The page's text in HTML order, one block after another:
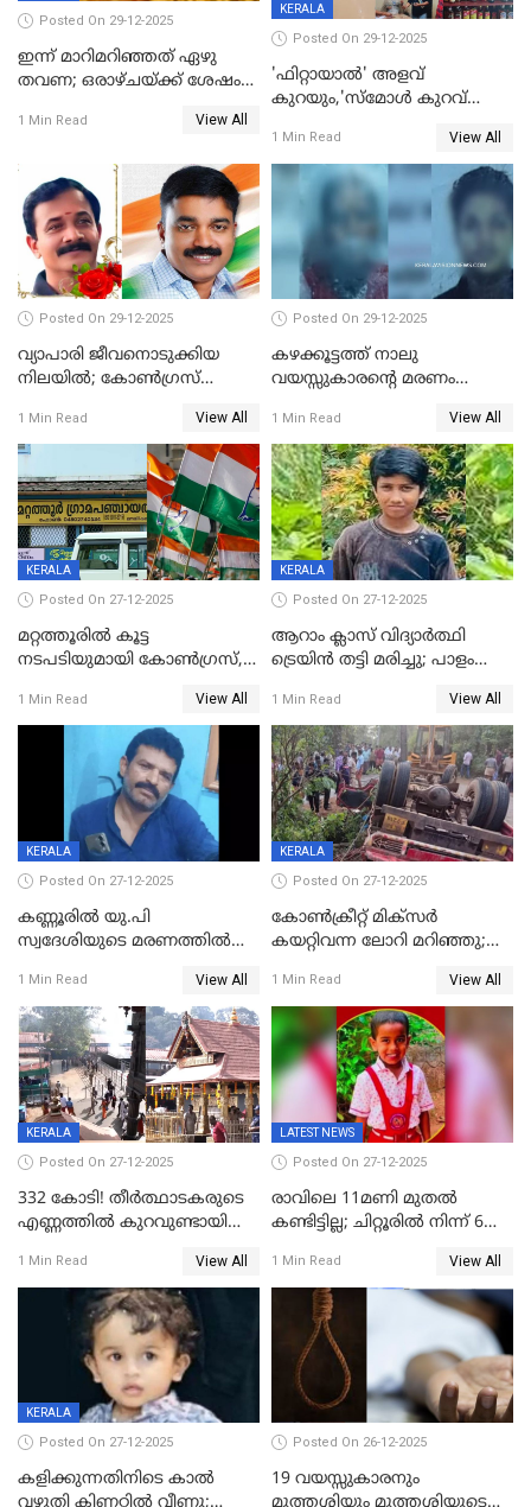
Posted On 29-12-2025
ഇന്ന് മാറിമറിഞ്ഞത് ഏഴു
തവണ; ഒരാഴ്ചയ്ക്ക് ശേഷം
1 Min Read View All
KERALA
Posted On 29-12-2025
'ഫിറ്റായാൽ' അളവ്
കുറയും,'സ്‌മോൾ കുറവ്
പിഴ
1 Min Read View All
Posted On 29-12-2025
വ്യാപാരി ജീവനൊടുക്കിയ
നിലയില്‍; കോണ്‍ഗ്രസ്
മാനസികപീഡനമെന്ന് കുറിപ്പ്
1 Min Read View All
Posted On 29-12-2025
കഴക്കൂട്ടത്ത് നാലു
വയസ്സുകാരന്റെ മരണം
സുഹൃത്തും പൊലീസ്
കസ്റ്റഡിയിൽ
1 Min Read View All
KERALA
Posted On 27-12-2025
മറ്റത്തൂരിൽ കൂട്ട
നടപടിയുമായി കോണ്‍ഗ്രസ്,
എട്ട് പേര്‍ ഉള്‍പ്പെടെ
പത്തുപേരെ പുറത്താക്കി,
ചൊവ്വന്നൂരിലും നടപടി
1 Min Read View All
KERALA
Posted On 27-12-2025
ആറാം ക്ലാസ് വിദ്യാർത്ഥി
ട്രെയിൻ തട്ടി മരിച്ചു; പാളം
അപകടം മലപ്പുറത്ത്
1 Min Read View All
KERALA
Posted On 27-12-2025
കണ്ണൂരിൽ യു.പി
സ്വദേശിയുടെ മരണത്തിൽ
കേസ്; തർക്കമുണ്ടായത്
ഫേഷ്യലിന് 300 രൂപ
ആവശ്യപ്പെട്ടതിനെച്ചൊല്ലി
1 Min Read View All
KERALA
Posted On 27-12-2025
കോണ്‍ക്രീറ്റ് മിക്‌സര്‍
കയറ്റിവന്ന ലോറി മറിഞ്ഞു;
അപകടം കണ്ണൂരിൽ
1 Min Read View All
KERALA
Posted On 27-12-2025
332 കോടി! തീർത്ഥാടകരുടെ
എണ്ണത്തിൽ കുറവുണ്ടായിട്ടും
കുതിച്ചുയരുന്നു
1 Min Read View All
LATEST NEWS
Posted On 27-12-2025
രാവിലെ 11മണി മുതൽ
കണ്ടിട്ടില്ല; ചിറ്റൂരിൽ നിന്ന് 6
1 Min Read View All
KERALA
Posted On 27-12-2025
കളിക്കുന്നതിനിടെ കാൽ
Posted On 26-12-2025
19 വയസ്സുകാരനും